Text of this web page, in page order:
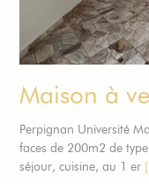
Maison à
Perpignan Université
faces de 200m2 de
séjour, cuisine, au 1 er